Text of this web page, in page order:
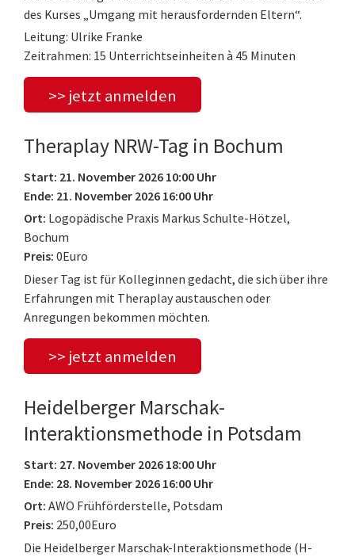
des Kurses „Umgang mit herausfordernden Eltern“.
Leitung: Ulrike Franke
Zeitrahmen: 15 Unterrichtseinheiten à 45 Minuten
>> jetzt anmelden
Theraplay NRW-Tag in Bochum
Start: 21. November 2026 10:00 Uhr
Ende: 21. November 2026 16:00 Uhr
Ort: Logopädische Praxis Markus Schulte-Hötzel,
Bochum
Preis: 0Euro
Dieser Tag ist für Kolleginnen gedacht, die sich über ihre
Erfahrungen mit Theraplay austauschen oder
Anregungen bekommen möchten.
>> jetzt anmelden
Heidelberger Marschak-
Interaktionsmethode in Potsdam
Start: 27. November 2026 18:00 Uhr
Ende: 28. November 2026 16:00 Uhr
Ort: AWO Frühförderstelle, Potsdam
Preis: 250,00Euro
Die Heidelberger Marschak-Interaktionsmethode (H-